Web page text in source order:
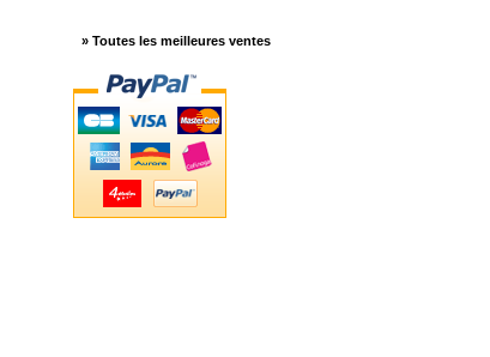
» Toutes les meilleures ventes